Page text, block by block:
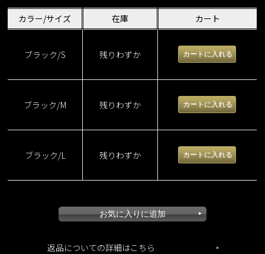
カラー/サイズ 在庫 カート
ブラック/S 残りわずか
ブラック/M 残りわずか
ブラック/L 残りわずか
返品についての詳細はこちら